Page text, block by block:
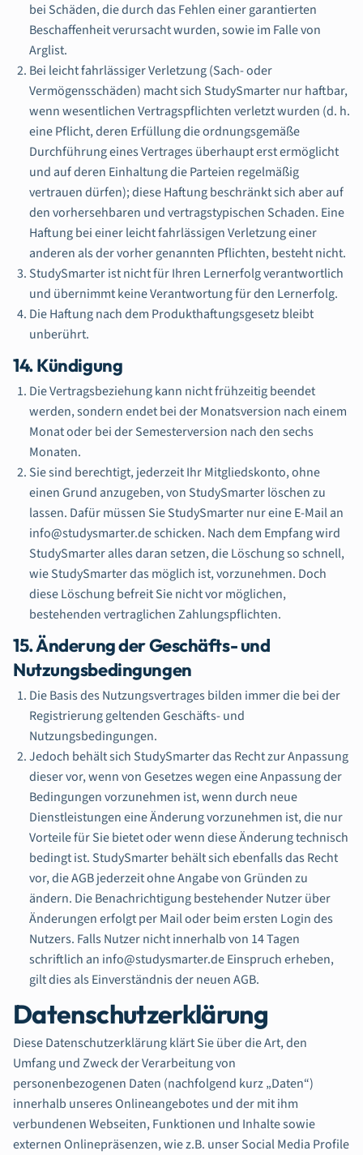
bei Schäden, die durch das Fehlen einer garantierten
Beschaffenheit verursacht wurden, sowie im Falle von
Arglist.
Bei leicht fahrlässiger Verletzung (Sach- oder
Vermögensschäden) macht sich StudySmarter nur haftbar,
wenn wesentlichen Vertragspflichten verletzt wurden (d. h.
eine Pflicht, deren Erfüllung die ordnungsgemäße
Durchführung eines Vertrages überhaupt erst ermöglicht
und auf deren Einhaltung die Parteien regelmäßig
vertrauen dürfen); diese Haftung beschränkt sich aber auf
den vorhersehbaren und vertragstypischen Schaden. Eine
Haftung bei einer leicht fahrlässigen Verletzung einer
anderen als der vorher genannten Pflichten, besteht nicht.
StudySmarter ist nicht für Ihren Lernerfolg verantwortlich
und übernimmt keine Verantwortung für den Lernerfolg.
Die Haftung nach dem Produkthaftungsgesetz bleibt
unberührt.
14. Kündigung
Die Vertragsbeziehung kann nicht frühzeitig beendet
werden, sondern endet bei der Monatsversion nach einem
Monat oder bei der Semesterversion nach den sechs
Monaten.
Sie sind berechtigt, jederzeit Ihr Mitgliedskonto, ohne
einen Grund anzugeben, von StudySmarter löschen zu
lassen. Dafür müssen Sie StudySmarter nur eine E-Mail an
info@studysmarter.de schicken. Nach dem Empfang wird
StudySmarter alles daran setzen, die Löschung so schnell,
wie StudySmarter das möglich ist, vorzunehmen. Doch
diese Löschung befreit Sie nicht vor möglichen,
bestehenden vertraglichen Zahlungspflichten.
15. Änderung der Geschäfts- und
Nutzungsbedingungen
Die Basis des Nutzungsvertrages bilden immer die bei der
Registrierung geltenden Geschäfts- und
Nutzungsbedingungen.
Jedoch behält sich StudySmarter das Recht zur Anpassung
dieser vor, wenn von Gesetzes wegen eine Anpassung der
Bedingungen vorzunehmen ist, wenn durch neue
Dienstleistungen eine Änderung vorzunehmen ist, die nur
Vorteile für Sie bietet oder wenn diese Änderung technisch
bedingt ist. StudySmarter behält sich ebenfalls das Recht
vor, die AGB jederzeit ohne Angabe von Gründen zu
ändern. Die Benachrichtigung bestehender Nutzer über
Änderungen erfolgt per Mail oder beim ersten Login des
Nutzers. Falls Nutzer nicht innerhalb von 14 Tagen
schriftlich an info@studysmarter.de Einspruch erheben,
gilt dies als Einverständnis der neuen AGB.
Datenschutzerklärung
Diese Datenschutzerklärung klärt Sie über die Art, den
Umfang und Zweck der Verarbeitung von
personenbezogenen Daten (nachfolgend kurz „Daten“)
innerhalb unseres Onlineangebotes und der mit ihm
verbundenen Webseiten, Funktionen und Inhalte sowie
externen Onlinepräsenzen, wie z.B. unser Social Media Profile